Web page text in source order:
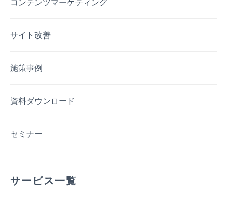
コンテンツマーケティング
サイト改善
施策事例
資料ダウンロード
セミナー
サービス一覧